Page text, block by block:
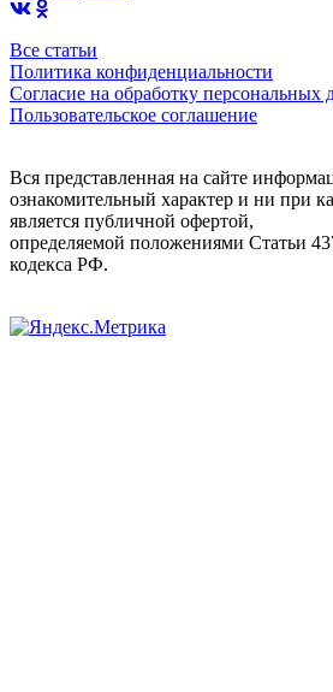
Все статьи
Политика конфиденциальности
Согласие на обработку персональных
Пользовательское соглашение
Вся представленная на сайте
ознакомительный характер и ни при
является публичной офертой,
определяемой положениями Статьи
кодекса РФ.